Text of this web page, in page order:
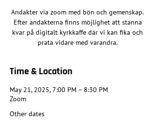
Andakter via zoom med bön och gemenskap.
Efter andakterna finns möjlighet att stanna
kvar på digitalt kyrkkaffe där vi kan fika och
prata vidare med varandra.
Time & Location
May 21, 2025, 7:00 PM – 8:30 PM
Zoom
Other dates